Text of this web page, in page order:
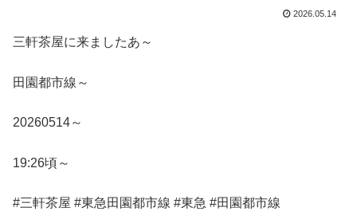
2026.05.14
三軒茶屋に来ましたあ～
田園都市線～
20260514～
19:26頃～
#三軒茶屋 #東急田園都市線 #東急 #田園都市線